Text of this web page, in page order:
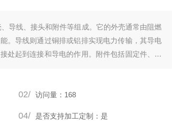
导线、接头和附件等组成。它的外壳通常由阻燃
。导线则通过铜排或铝排实现电力传输，其导电
处起到连接和导电的作用。附件包括固定件、分
02/ 访问量：168
04/ 是否支持加工定制：是